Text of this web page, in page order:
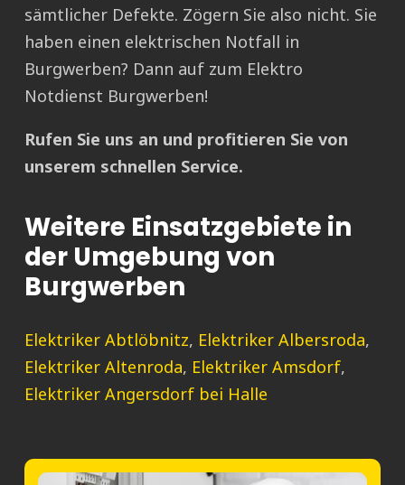
sämtlicher Defekte. Zögern Sie also nicht. Sie
haben einen elektrischen Notfall in
Burgwerben? Dann auf zum Elektro
Notdienst Burgwerben!
Rufen Sie uns an und profitieren Sie von
unserem schnellen Service.
Weitere Einsatzgebiete in
der Umgebung von
Burgwerben
Elektriker Abtlöbnitz, Elektriker Albersroda,
Elektriker Altenroda, Elektriker Amsdorf,
Elektriker Angersdorf bei Halle